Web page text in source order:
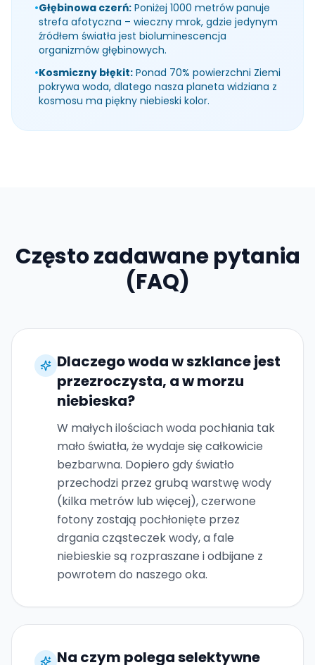
•Głębinowa czerń: Poniżej 1000 metrów panuje
strefa afotyczna – wieczny mrok, gdzie jedynym
źródłem światła jest bioluminescencja
organizmów głębinowych.
•Kosmiczny błękit: Ponad 70% powierzchni Ziemi
pokrywa woda, dlatego nasza planeta widziana z
kosmosu ma piękny niebieski kolor.
Często zadawane pytania
(FAQ)
Dlaczego woda w szklance jest
przezroczysta, a w morzu
niebieska?
W małych ilościach woda pochłania tak
mało światła, że wydaje się całkowicie
bezbarwna. Dopiero gdy światło
przechodzi przez grubą warstwę wody
(kilka metrów lub więcej), czerwone
fotony zostają pochłonięte przez
drgania cząsteczek wody, a fale
niebieskie są rozpraszane i odbijane z
powrotem do naszego oka.
Na czym polega selektywne